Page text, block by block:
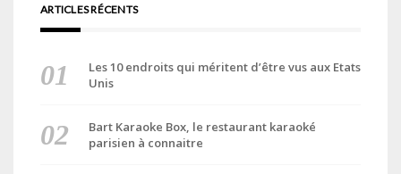
ARTICLES RÉCENTS
Les 10 endroits qui méritent d’être vus aux Etats
Unis
Bart Karaoke Box, le restaurant karaoké
parisien à connaitre